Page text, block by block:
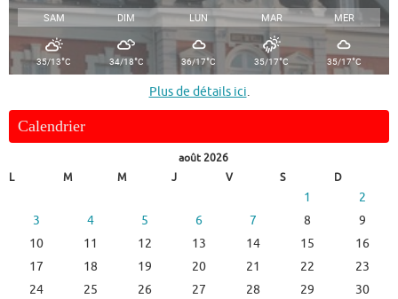
SAM DIM LUN MAR MER
35/13°C 34/18°C 36/17°C 35/17°C 35/17°C
Plus de détails ici.
Calendrier
août 2026
L
M M J V S D
1
2
3
4 5 6 7 8
9
10
11 12 13 14 15
16
17
18 19 20 21 22
23
24
25 26 27 28 29
30